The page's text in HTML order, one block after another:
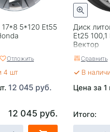
5*120 Et55
Отложить
4 шт
12 045 руб.
12 045 руб.
Диск
Et25
Вектор
Сравнить
В
Цена за 1
Итого: